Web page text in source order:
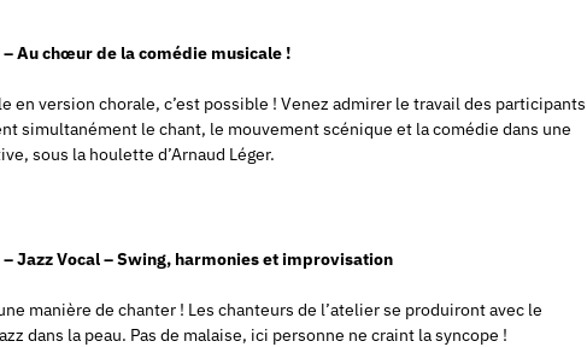
– Au chœur de la comédie musicale !
en version chorale, c’est possible ! Venez admirer le travail des participants
simultanément le chant, le mouvement scénique et la comédie dans une
sous la houlette d’Arnaud Léger.
– Jazz Vocal – Swing, harmonies et improvisation
manière de chanter ! Les chanteurs de l’atelier se produiront avec le
dans la peau. Pas de malaise, ici personne ne craint la syncope !